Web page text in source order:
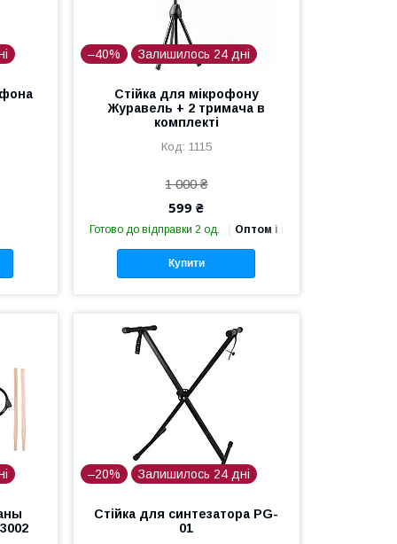
–40% Залишилось 24 дні
Стійка для мікрофону
Журавель + 2 тримача в
комплекті
1115
1 000 ₴
599 ₴
Готово до відправки 2 од. Оптом і в роздріб
Купити
–20% Залишилось 24 дні
Стійка для синтезатора PG-
01